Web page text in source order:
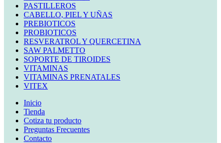
PASTILLEROS
CABELLO, PIEL Y UÑAS
PREBIOTICOS
PROBIOTICOS
RESVERATROL Y QUERCETINA
SAW PALMETTO
SOPORTE DE TIROIDES
VITAMINAS
VITAMINAS PRENATALES
VITEX
Inicio
Tienda
Cotiza tu producto
Preguntas Frecuentes
Contacto